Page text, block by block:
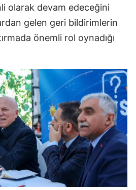
olarak devam edeceğini
gelen geri bildirimlerin
önemli rol oynadığı